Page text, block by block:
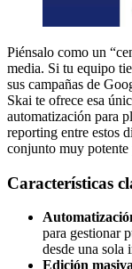
Piénsalo como un
media. Si tu equipo
sus campañas de
Skai te ofrece esa
automatización para
reporting entre estos
conjunto muy potente
Características
para gestionar
desde una sola
Edición